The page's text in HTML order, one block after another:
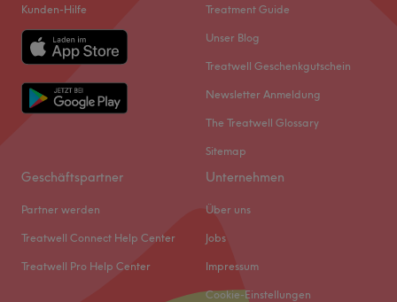
Kunden-Hilfe Treatment Guide
Unser Blog
Treatwell Geschenkgutschein
Newsletter Anmeldung
The Treatwell Glossary
Sitemap
Geschäftspartner
Partner werden
Treatwell Connect Help Center
Treatwell Pro Help Center
Unternehmen
Über uns
Jobs
Impressum
Cookie-Einstellungen